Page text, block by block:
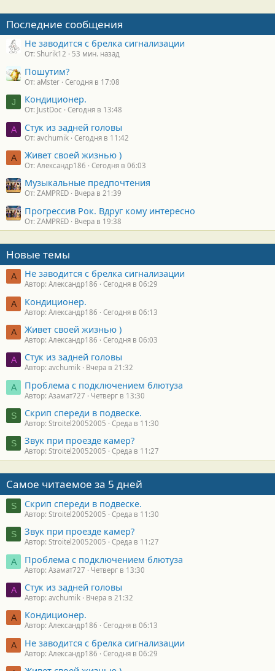
т
и
:
Последние сообщения
Не заводится с брелка сигнализации
От: Shurik12 53 мин. назад
Пошутим?
От: aMster Сегодня в 17:08
J Кондиционер.
От: JustDoc Сегодня в 13:48
A Стук из задней головы
От: avchumik Сегодня в 11:42
А Живет своей жизнью )
От: Александр186 Сегодня в 06:03
Музыкальные предпочтения
От: ZAMPRED Вчера в 21:39
Прогрессив Рок. Вдруг кому интересно
От: ZAMPRED Вчера в 19:38
Новые темы
А Не заводится с брелка сигнализации
Автор: Александр186 Сегодня в 06:29
А Кондиционер.
Автор: Александр186 Сегодня в 06:13
А Живет своей жизнью )
Автор: Александр186 Сегодня в 06:03
A Стук из задней головы
Автор: avchumik Вчера в 21:32
А Проблема с подключением блютуза
Автор: Азамат727 Четверг в 13:30
S Скрип спереди в подвеске.
Автор: Stroitel20052005 Среда в 11:30
S Звук при проезде камер?
Автор: Stroitel20052005 Среда в 11:27
Самое читаемое за 5 дней
S Скрип спереди в подвеске.
Автор: Stroitel20052005 Среда в 11:30
S Звук при проезде камер?
Автор: Stroitel20052005 Среда в 11:27
А Проблема с подключением блютуза
Автор: Азамат727 Четверг в 13:30
A Стук из задней головы
Автор: avchumik Вчера в 21:32
А Кондиционер.
Автор: Александр186 Сегодня в 06:13
А Не заводится с брелка сигнализации
Автор: Александр186 Сегодня в 06:29